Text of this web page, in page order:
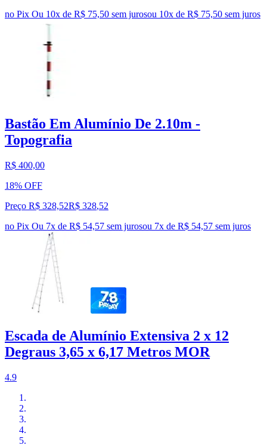
no Pix Ou 10x de R$ 75,50 sem jurosou 10x de R$ 75,50 sem juros
Bastão Em Alumínio De 2.10m -
Topografia
R$ 400,00
18% OFF
Preço R$ 328,52R$ 328,52
no Pix Ou 7x de R$ 54,57 sem jurosou 7x de R$ 54,57 sem juros
Escada de Alumínio Extensiva 2 x 12
Degraus 3,65 x 6,17 Metros MOR
4.9